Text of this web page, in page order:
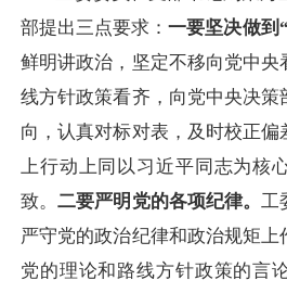
部提出三点要求：一要坚决做到
鲜明讲政治，坚定不移向党中央
线方针政策看齐，向党中央决
向，认真对标对表，及时校正
上行动上同以习近平同志为核
致。二要严明党的各项纪律。工
严守党的政治纪律和政治规矩
党的理论和路线方针政策的言